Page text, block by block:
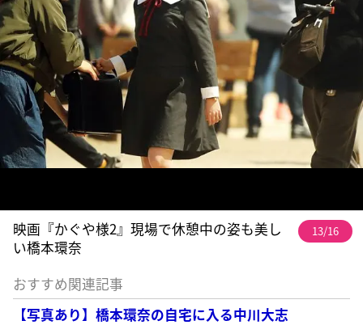
映画『かぐや様2』現場で休憩中の姿も美し
い橋本環奈
13/16
おすすめ関連記事
【写真あり】橋本環奈の自宅に入る中川大志